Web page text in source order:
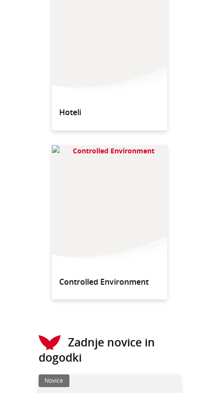
Hoteli
Controlled Environment
Zadnje novice in
dogodki
Novice